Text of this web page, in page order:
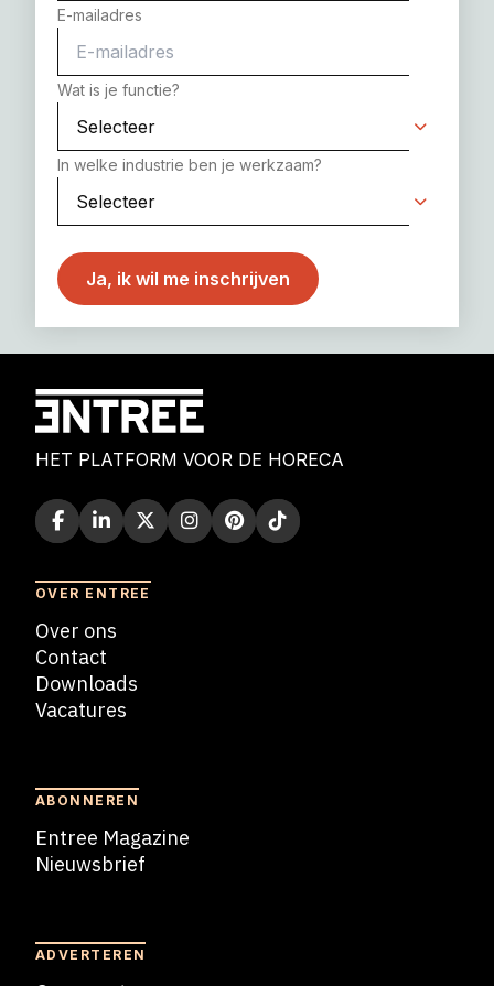
E-mailadres
Wat is je functie?
In welke industrie ben je werkzaam?
HET PLATFORM VOOR DE HORECA
OVER ENTREE
Over ons
Contact
Downloads
Vacatures
ABONNEREN
Entree Magazine
Nieuwsbrief
ADVERTEREN